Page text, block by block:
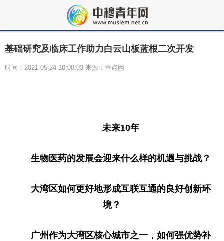
基础研究及临床工作助力白云山板蓝根二次开发
时间：2021-05-24 10:08:03 来源：壹点网
未来10年
生物医药的发展会迎来什么样的机遇与挑战？
大湾区如何更好地形成互联互通的良好创新环
境？
广州作为大湾区核心城市之一，如何强优势补